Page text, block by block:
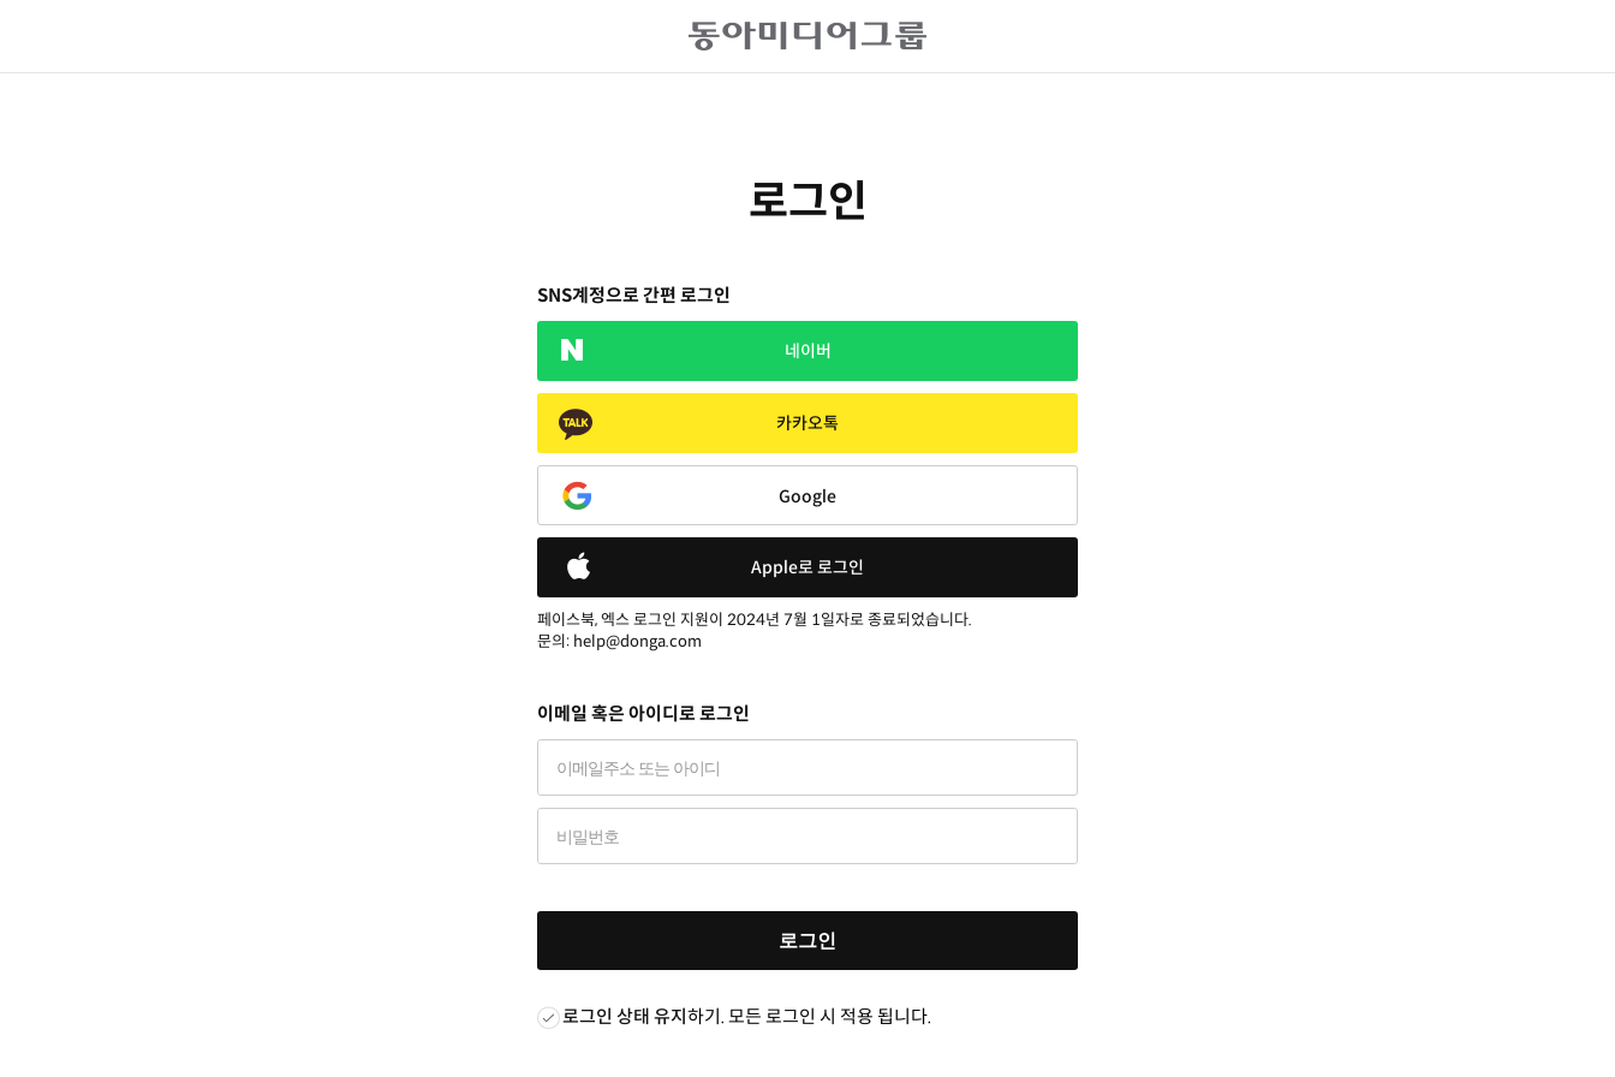
로그인
SNS계정으로 간편 로그인
네이버
카카오톡
Google
Apple로 로그인
페이스북, 엑스 로그인 지원이 2024년 7월 1일자로 종료되었습니다.
문의: help@donga.com
이메일 혹은 아이디로 로그인
로그인
로그인 상태 유지하기. 모든 로그인 시 적용 됩니다.